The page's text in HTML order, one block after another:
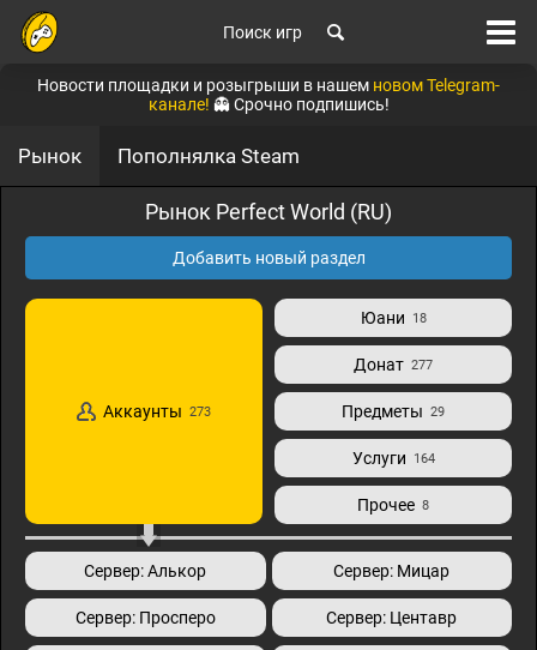
Поиск игр
Новости площадки и розыгрыши в нашем новом Telegram-
канале! 👻 Срочно подпишись!
Рынок Пополнялка Steam
Рынок Perfect World (RU)
Добавить новый раздел
Аккаунты 273
Юани 18
Донат 277
Предметы 29
Услуги 164
Прочее 8
Сервер: Алькор Сервер: Мицар
Сервер: Просперо Сервер: Центавр